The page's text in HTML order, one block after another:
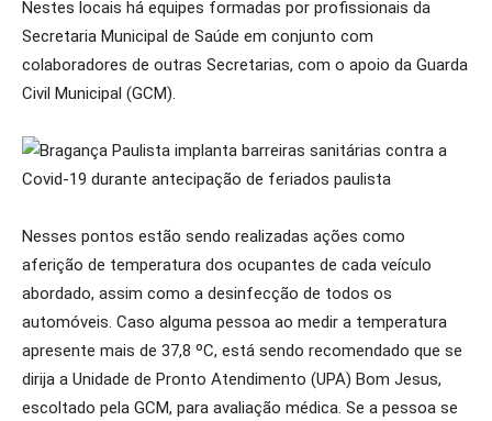
Nestes locais há equipes formadas por profissionais da
Secretaria Municipal de Saúde em conjunto com
colaboradores de outras Secretarias, com o apoio da Guarda
Civil Municipal (GCM).
Nesses pontos estão sendo realizadas ações como
aferição de temperatura dos ocupantes de cada veículo
abordado, assim como a desinfecção de todos os
automóveis. Caso alguma pessoa ao medir a temperatura
apresente mais de 37,8 ºC, está sendo recomendado que se
dirija a Unidade de Pronto Atendimento (UPA) Bom Jesus,
escoltado pela GCM, para avaliação médica. Se a pessoa se